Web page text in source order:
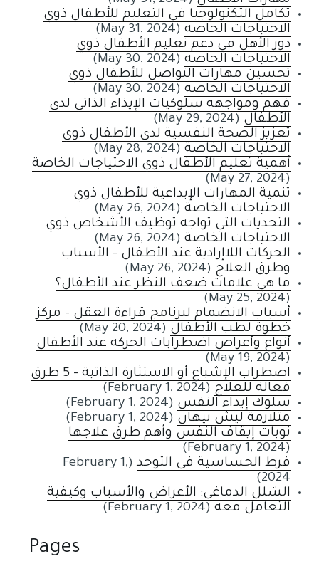
تكامل التكنولوجيا في التعليم للأطفال ذوي
الاحتياجات الخاصة (May 31, 2024)
دور الأهل في دعم تعليم الأطفال ذوي
الاحتياجات الخاصة (May 30, 2024)
تحسين مهارات التواصل للأطفال ذوي
الاحتياجات الخاصة (May 30, 2024)
فهم ومواجهة سلوكيات الإيذاء الذاتي لدى
الأطفال (May 29, 2024)
تعزيز الصحة النفسية لدى الأطفال ذوي
الاحتياجات الخاصة (May 28, 2024)
أهمية تعليم الأطفال ذوي الاحتياجات الخاصة
(May 27, 2024)
تنمية المهارات الإبداعية للأطفال ذوي
الاحتياجات الخاصة (May 26, 2024)
التحديات التي تواجه توظيف الأشخاص ذوي
الاحتياجات الخاصة (May 26, 2024)
الحركات اللاإرادية عند الأطفال - الأسباب
وطرق العلاج (May 26, 2024)
ما هي علامات ضعف النظر عند الأطفال؟
(May 25, 2024)
أسباب الانضمام لبرنامج قراءة العقل - مركز
خطوة لطب الأطفال (May 20, 2024)
أنواع وأعراض اضطرابات الحركة عند الأطفال
(May 19, 2024)
اضطراب الإشباع أو الاستثارة الذاتية - 5 طرق
فعالة للعلاج (February 1, 2024)
سلوك إيذاء النفس (February 1, 2024)
متلازمة ليش نيهان (February 1, 2024)
نوبات إيقاف النفس وأهم طرق علاجها
(February 1, 2024)
فرط الحساسية فى التوحد
(February 1,
2024)
الشلل الدماغي: الأعراض والأسباب وكيفية
التعامل معه (February 1, 2024)
Pages